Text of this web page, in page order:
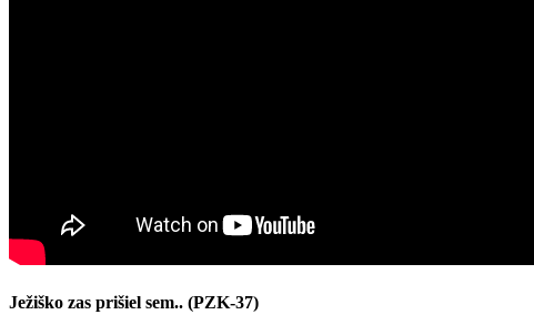
Ježiško zas prišiel sem.. (PZK-37)